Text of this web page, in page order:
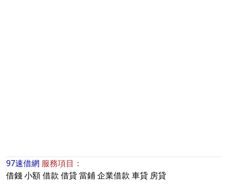
97速借網 服務項目：
借錢小額借款 借貸當鋪企業借款 車貸 房貸